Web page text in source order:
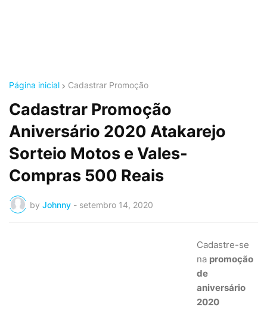
Página inicial Cadastrar Promoção
Cadastrar Promoção
Aniversário 2020 Atakarejo
Sorteio Motos e Vales-
Compras 500 Reais
by Johnny - setembro 14, 2020
Cadastre-se
na promoção
de
aniversário
2020